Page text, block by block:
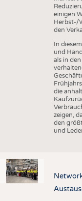
einigen
Herbst-/
den
In
und
als in
die
zeigen,
den
und